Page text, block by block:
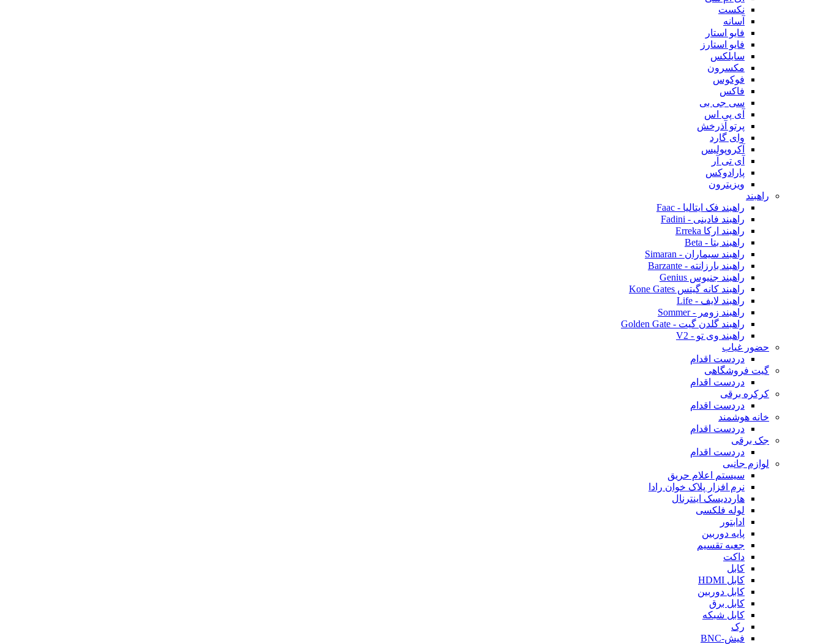
نکست
آسانه
فایو استار
فایو استارز
سایلکس
مکسرون
فوکوس
فاکس
سی جی بی
آی پی اس
پرتو آذرخش
وای گارد
آکروپولیس
آی تی آر
پارادوکس
ویزیترون
راهبند
راهبند فک ایتالیا - Faac
راهبند فادینی - Fadini
راهبند ارکا Erreka
راهبند بتا - Beta
راهبند سیماران - Simaran
راهبند بارزانته - Barzante
راهبند جنیوس Genius
راهبند کانه گیتس Kone Gates
راهبند لایف - Life
راهبند زومر - Sommer
راهبند گلدن گیت - Golden Gate
راهبند وی تو - V2
حضور غیاب
دردست اقدام
گیت فروشگاهی
دردست اقدام
کرکره برقی
دردست اقدام
خانه هوشمند
دردست اقدام
جک برقی
دردست اقدام
لوازم جانبی
سیستم اعلام حریق
نرم افزار پلاک خوان رادا
هارددیسک اینترنال
لوله فلکسی
ادابتور
پایه دوربین
جعبه تقسیم
داکت
کابل
کابل HDMI
کابل دوربین
کابل برق
کابل شبکه
رک
فیش-BNC